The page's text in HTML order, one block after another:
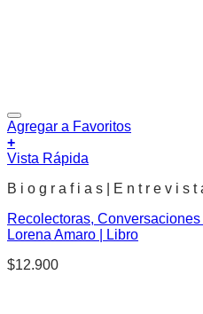
Agregar a Favoritos
+
Vista Rápida
B i o g r a f i a s | E n t r e v i s t
Recolectoras,
Lorena Amaro | Libro
$12.900